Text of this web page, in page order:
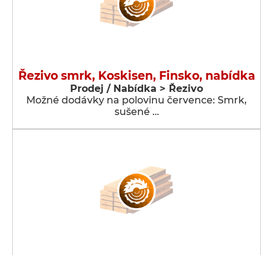
Řezivo smrk, Koskisen, Finsko, nabídka
Prodej / Nabídka > Řezivo
Možné dodávky na polovinu července: Smrk,
sušené …